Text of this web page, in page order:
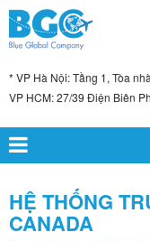
* VP Hà Nội: Tầng 1, Tòa
VP HCM: 27/39 Điện Biên
HỆ THỐNG
CANADA